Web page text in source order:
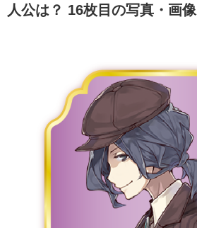
人公は？ 16枚目の写真・画像